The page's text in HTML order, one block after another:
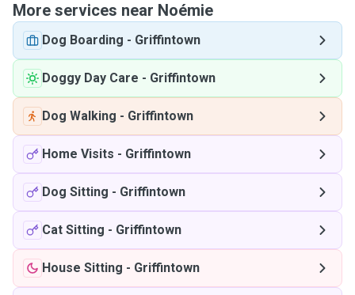
More services near Noémie
Dog Boarding - Griffintown
Doggy Day Care - Griffintown
Dog Walking - Griffintown
Home Visits - Griffintown
Dog Sitting - Griffintown
Cat Sitting - Griffintown
House Sitting - Griffintown